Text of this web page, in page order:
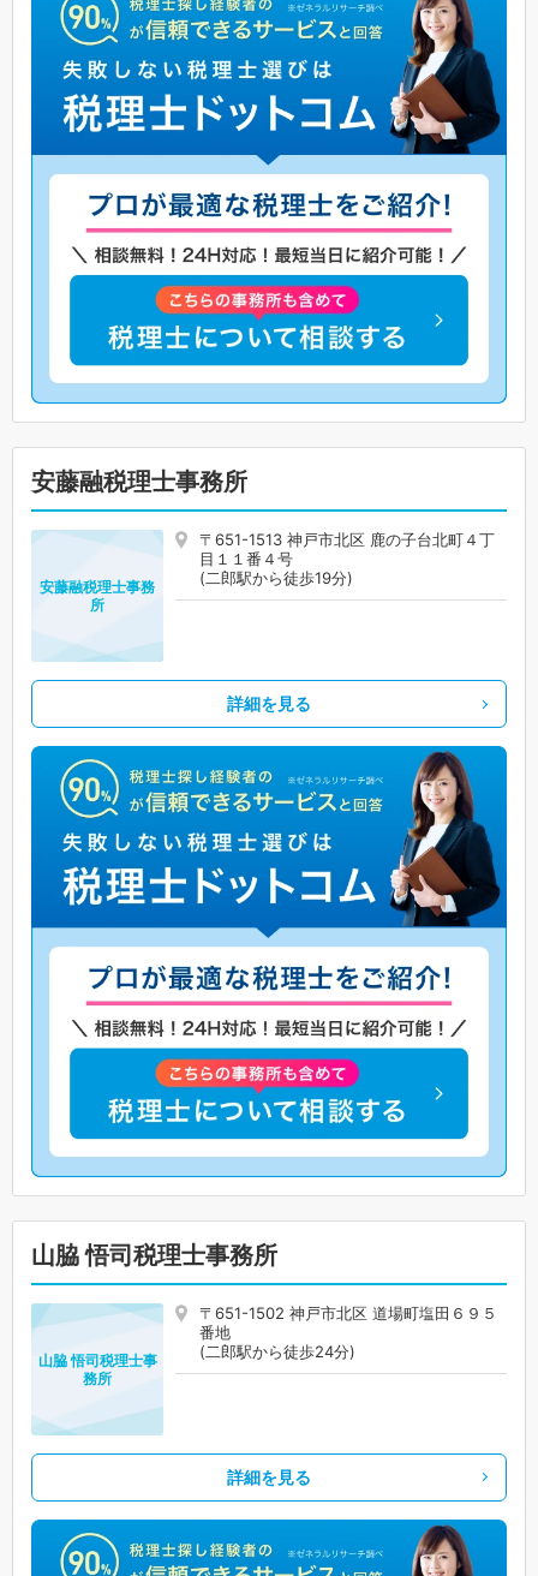
安藤融税理士事務所
〒651-1513 神戸市北区 鹿の子台北町４丁
目１１番４号
(二郎駅から徒歩19分)
安藤融税理士事務
所
詳細を見る
山脇 悟司税理士事務所
〒651-1502 神戸市北区 道場町塩田６９５
番地
(二郎駅から徒歩24分)
山脇 悟司税理士事
務所
詳細を見る